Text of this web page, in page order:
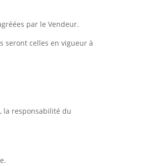
par le Vendeur.
seront celles en vigueur à
la responsabilité du